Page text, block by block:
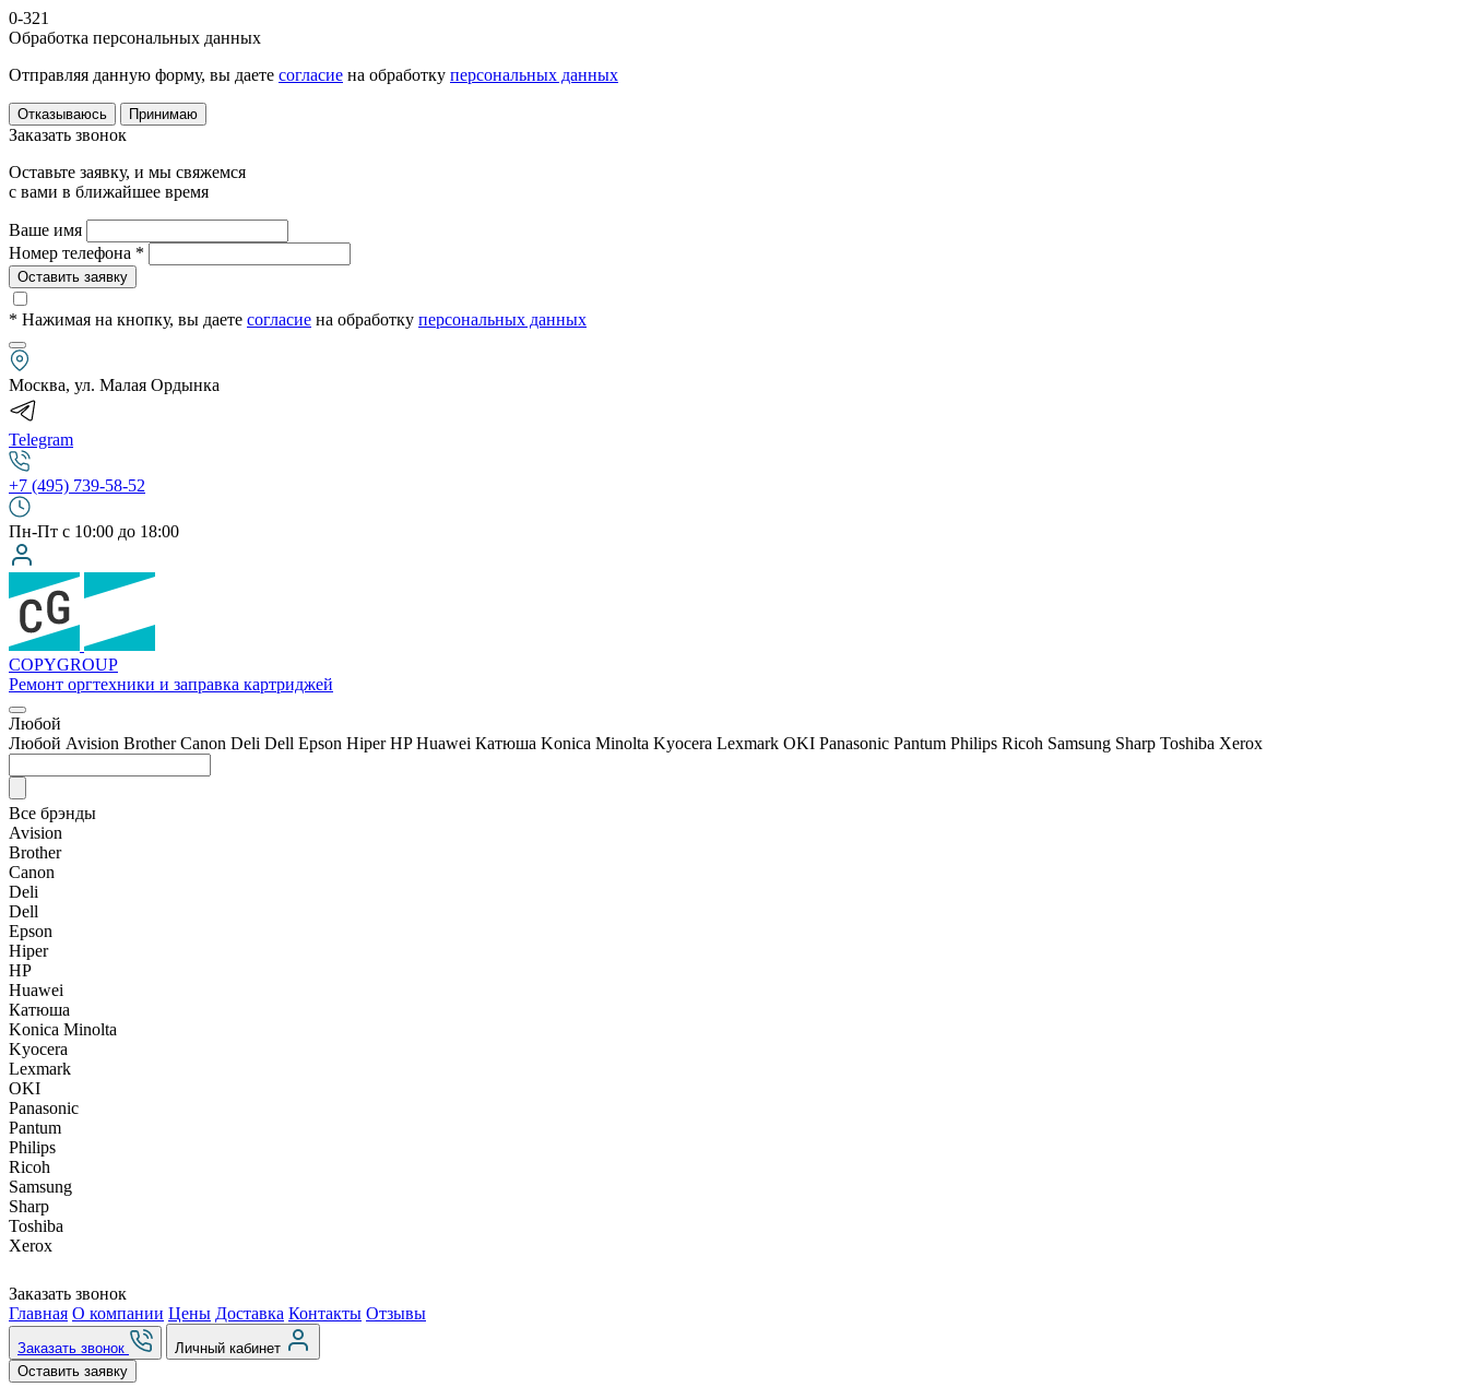
0-321
Обработка персональных данных
Отправляя данную форму, вы даете согласие на обработку персональных данных
Отказываюсь Принимаю
Заказать звонок
Оставьте заявку, и мы свяжемся
с вами в ближайшее время
Ваше имя
Номер телефона *
Оставить заявку
* Нажимая на кнопку, вы даете согласие на обработку персональных данных
Москва, ул. Малая Ордынка
Telegram
+7 (495) 739-58-52
Пн-Пт с 10:00 до 18:00
COPYGROUP
Ремонт оргтехники и заправка картриджей
Любой
Любой Avision Brother Canon Deli Dell Epson Hiper HP Huawei Катюша Konica Minolta Kyocera Lexmark OKI Panasonic Pantum Philips Ricoh Samsung Sharp Toshiba Xerox
Все брэнды
Avision
Brother
Canon
Deli
Dell
Epson
Hiper
HP
Huawei
Катюша
Konica Minolta
Kyocera
Lexmark
OKI
Panasonic
Pantum
Philips
Ricoh
Samsung
Sharp
Toshiba
Xerox
Заказать звонок
Главная О компании Цены Доставка Контакты Отзывы
Заказать звонок
Личный кабинет
Оставить заявку